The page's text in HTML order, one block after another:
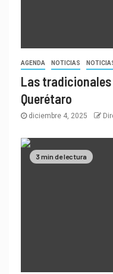
AGENDA NOTICIAS
Las
Querétaro
diciembre 4, 2025
3 min de lectura